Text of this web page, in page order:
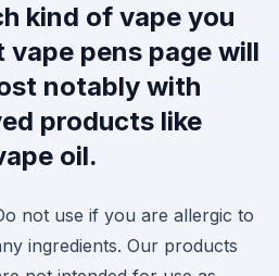
kind of vape you
vape pens page will
notably with
products like
oil.
not use if you are allergic to
ingredients. Our products